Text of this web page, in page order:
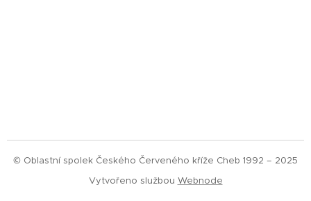
© Oblastní spolek Českého Červeného kříže Cheb 1992 – 2025
Vytvořeno službou Webnode